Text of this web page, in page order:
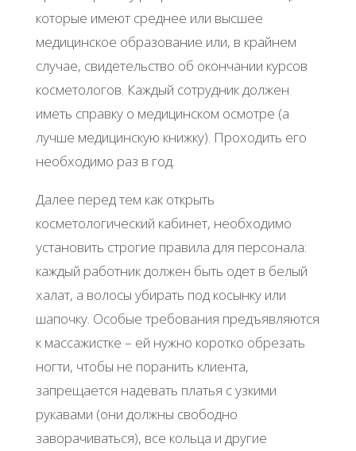
которые имеют среднее или высшее
медицинское образование или, в крайнем
случае, свидетельство об окончании курсов
косметологов. Каждый сотрудник должен
иметь справку о медицинском осмотре (а
лучше медицинскую книжку). Проходить его
необходимо раз в год.
Далее перед тем как открыть
косметологический кабинет, необходимо
установить строгие правила для персонала:
каждый работник должен быть одет в белый
халат, а волосы убирать под косынку или
шапочку. Особые требования предъявляются
к массажистке – ей нужно коротко обрезать
ногти, чтобы не поранить клиента,
запрещается надевать платья с узкими
рукавами (они должны свободно
заворачиваться), все кольца и другие